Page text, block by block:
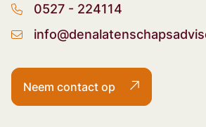
0527 - 224114
Neem contact op